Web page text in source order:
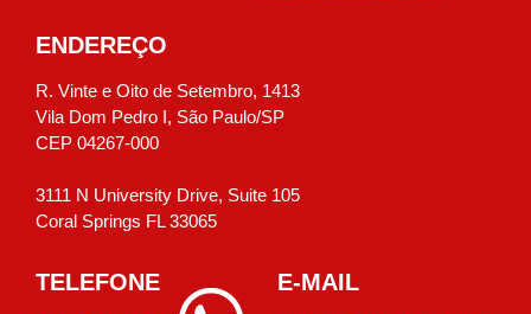
ENDEREÇO
R. Vinte e Oito de Setembro, 1413
Vila Dom Pedro I, São Paulo/SP
CEP 04267-000
3111 N University Drive, Suite 105
Coral Springs FL 33065
TELEFONE E-MAIL